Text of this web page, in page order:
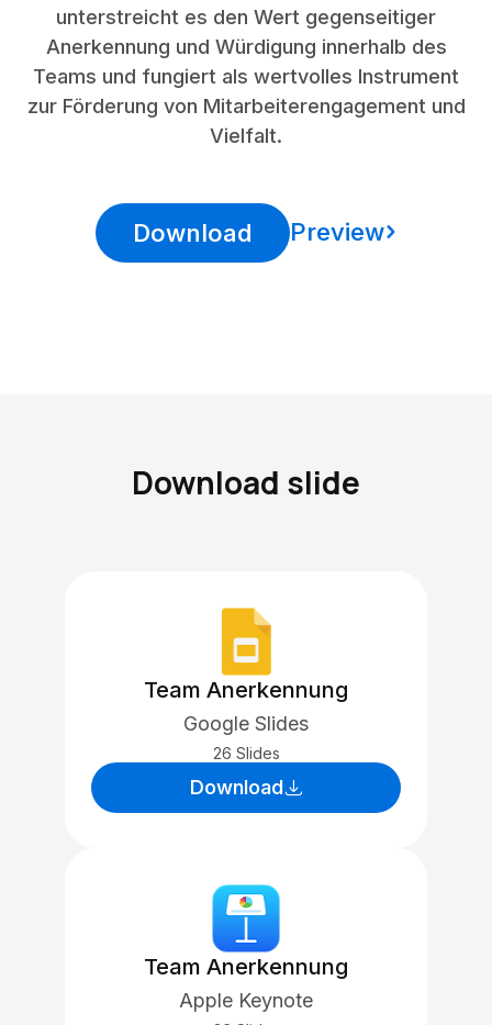
unterstreicht es den Wert gegenseitiger
Anerkennung und Würdigung innerhalb des
Teams und fungiert als wertvolles Instrument
zur Förderung von Mitarbeiterengagement und
Vielfalt.
Download Preview
Download slide
Team Anerkennung
Google Slides
26 Slides
Download
Team Anerkennung
Apple Keynote